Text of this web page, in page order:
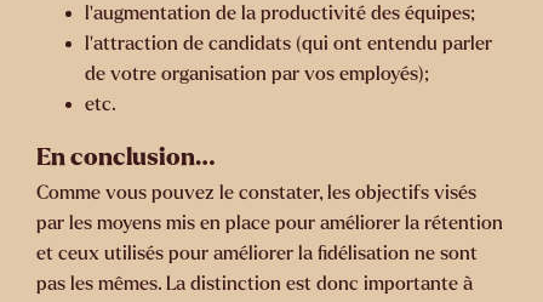
l’augmentation de la productivité des équipes;
l’attraction de candidats (qui ont entendu parler
de votre organisation par vos employés);
etc.
En conclusion…
Comme vous pouvez le constater, les objectifs visés
par les moyens mis en place pour améliorer la rétention
et ceux utilisés pour améliorer la fidélisation ne sont
pas les mêmes. La distinction est donc importante à